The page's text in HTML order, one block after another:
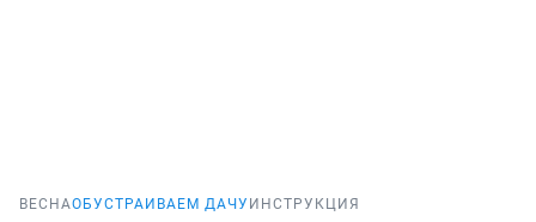
ВЕСНАОБУСТРАИВАЕМ ДАЧУ ИНСТРУКЦИЯ